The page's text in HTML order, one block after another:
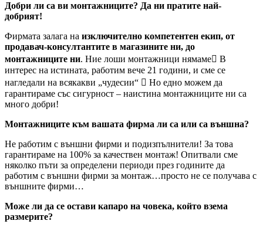
Добри ли са ви монтажниците? Да ни пратите най-
добрият!
Фирмата залага на изключително компетентен екип, от
продавач-консултантите в магазините ни, до
монтажниците ни. Ние лоши монтажници нямаме В
интерес на истината, работим вече 21 години, и сме се
нагледали на всякакви „чудесии“  Но едно можем да
гарантираме със сигурност – наистина монтажниците ни са
много добри!
Монтажниците към вашата фирма ли са или са външна?
Не работим с външни фирми и подизпълнители! За това
гарантираме на 100% за качествен монтаж! Опитвали сме
няколко пъти за определени периоди през годините да
работим с външни фирми за монтаж…просто не се получава с
външните фирми…
Може ли да се остави капаро на човека, който взема
размерите?